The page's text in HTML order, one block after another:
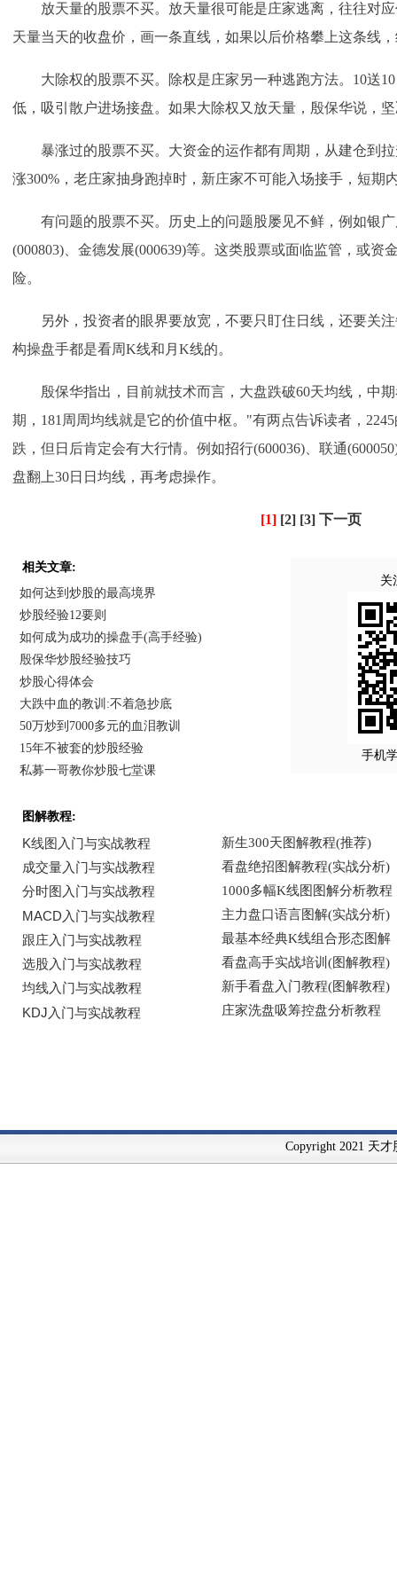
放天量的股票不买。放天量很可能是庄家逃离，往往对应
天量当天的收盘价，画一条直线，如果以后价格攀上这条线
大除权的股票不买。除权是庄家另一种逃跑方法。10送10
低，吸引散户进场接盘。如果大除权又放天量，殷保华说，
暴涨过的股票不买。大资金的运作都有周期，从建仓到拉
涨300%，老庄家抽身跑掉时，新庄家不可能入场接手，短期
有问题的股票不买。历史上的问题股屡见不鲜，例如银广
(000803)、金德发展(000639)等。这类股票或面临监管，或资
险。
另外，投资者的眼界要放宽，不要只盯住日线，还要关注
构操盘手都是看周K线和月K线的。
殷保华指出，目前就技术而言，大盘跌破60天均线，中期
期，181周周均线就是它的价值中枢。"有两点告诉读者，
跌，但日后肯定会有大行情。例如招行(600036)、联通
盘翻上30日日均线，再考虑操作。
[1] [2] [3] 下一页
相关文章:
如何达到炒股的最高境界
炒股经验12要则
如何成为成功的操盘手(高手经验)
殷保华炒股经验技巧
炒股心得体会
大跌中血的教训:不着急抄底
50万炒到7000多元的血泪教训
15年不被套的炒股经验
私募一哥教你炒股七堂课
关
手机
图解教程:
Copyright 2021 天